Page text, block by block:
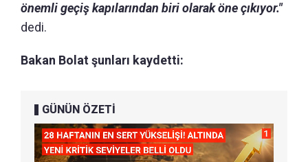
önemli geçiş kapılarından biri olarak öne çıkıyor."
dedi.
Bakan Bolat şunları kaydetti:
GÜNÜN ÖZETİ